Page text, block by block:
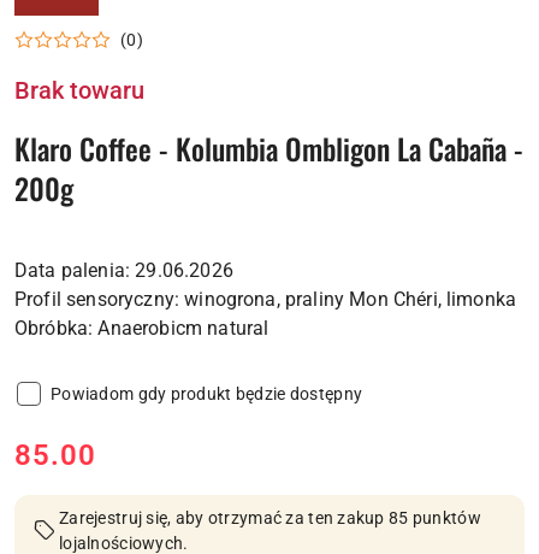
(0)
Brak towaru
Klaro Coffee - Kolumbia Ombligon La Cabaña -
200g
Data palenia: 29.06.2026
Profil sensoryczny: winogrona, praliny Mon Chéri, limonka
Powiadom gdy produkt będzie dostępny
cena:
85.00
Zarejestruj się, aby otrzymać za ten zakup 85 punktów
lojalnościowych.